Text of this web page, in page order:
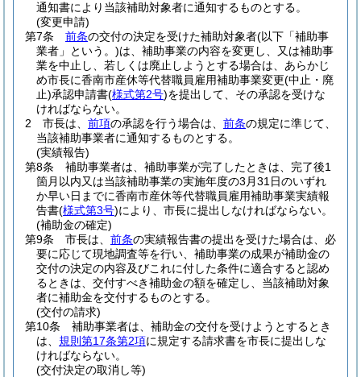
通知書により当該補助対象者に通知するものとする。
(変更申請)
第7条
前条の交付の決定を受けた補助対象者(以下「補助事
業者」という。)は、補助事業の内容を変更し、又は補助事
業を中止し、若しくは廃止しようとする場合は、あらかじ
め市長に香南市産休等代替職員雇用補助事業変更(中止・廃
止)承認申請書(様式第2号)を提出して、その承認を受けな
ければならない。
2
市長は、 前項の承認を行う場合は、 前条の規定に準じて、
当該補助事業者に通知するものとする。
(実績報告)
第8条
補助事業者は、補助事業が完了したときは、完了後1
箇月以内又は当該補助事業の実施年度の3月31日のいずれ
か早い日までに香南市産休等代替職員雇用補助事業実績報
告書(様式第3号)により、市長に提出しなければならない。
(補助金の確定)
第9条
市長は、 前条の実績報告書の提出を受けた場合は、必
要に応じて現地調査等を行い、補助事業の成果が補助金の
交付の決定の内容及びこれに付した条件に適合すると認め
るときは、交付すべき補助金の額を確定し、当該補助対象
者に補助金を交付するものとする。
(交付の請求)
第10条
補助事業者は、補助金の交付を受けようとするとき
は、 規則第17条第2項に規定する請求書を市長に提出しな
ければならない。
(交付決定の取消し等)